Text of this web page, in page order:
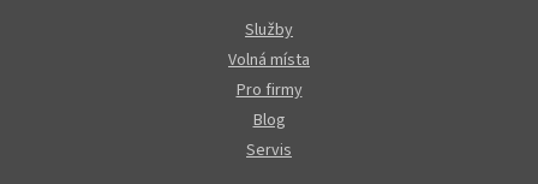
Služby
Volná místa
Pro firmy
Blog
Servis